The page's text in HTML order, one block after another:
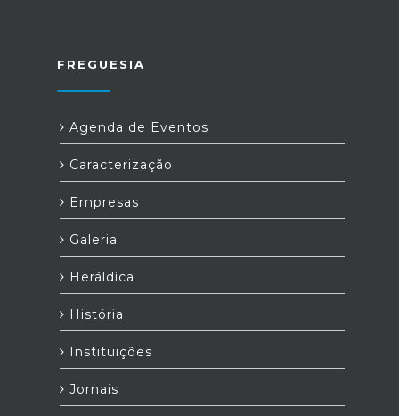
FREGUESIA
Agenda de Eventos
Caracterização
Empresas
Galeria
Heráldica
História
Instituições
Jornais